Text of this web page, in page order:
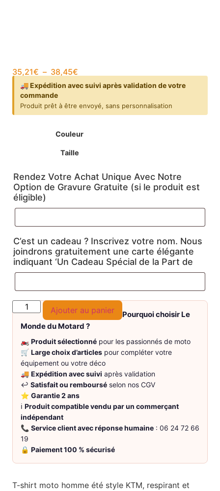
35,21€ – 38,45€
🚚 Expédition avec suivi après validation de votre
commande
Produit prêt à être envoyé, sans personnalisation
Couleur
Taille
Rendez Votre Achat Unique Avec Notre
Option de Gravure Gratuite (si le produit est
éligible)
C’est un cadeau ? Inscrivez votre nom. Nous
joindrons gratuitement une carte élégante
indiquant ‘Un Cadeau Spécial de la Part de
Ajouter au panier
Pourquoi choisir Le
Monde du Motard ?
🏍️ Produit sélectionné pour les passionnés de moto
🛒 Large choix d’articles pour compléter votre
équipement ou votre déco
🚚 Expédition avec suivi après validation
↩️ Satisfait ou remboursé selon nos CGV
⭐ Garantie 2 ans
ℹ️ Produit compatible vendu par un commerçant
indépendant
📞 Service client avec réponse humaine : 06 24 72 66
19
🔒 Paiement 100 % sécurisé
T-shirt moto homme été style KTM, respirant et